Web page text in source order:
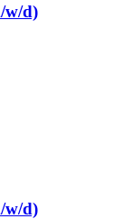
w/d)
w/d)